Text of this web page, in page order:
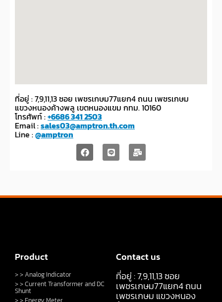
ที่อยู่ : 7,9,11,13 ซอย เพชรเกษม77แยก4 ถนน เพชรเกษม
แขวงหนองค้างพลู เขตหนองแขม กทม. 10160
โทรศัพท์ :+6686 341 2503
Email :sales03@amptron.th.com
Line :@amptron
Product
> > Analog Indicator
> > Current Transformer and DC
Shunt
Contact us
ที่อยู่ : 7,9,11,13 ซอย
เพชรเกษม77แยก4 ถนน
เพชรเกษม แขวงหนอง